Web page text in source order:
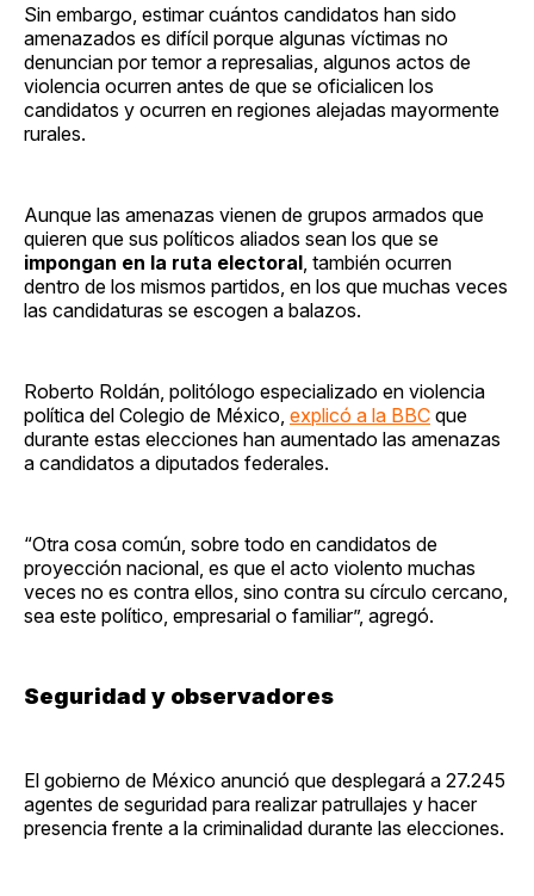
Sin embargo, estimar cuántos candidatos han sido
amenazados es difícil porque algunas víctimas no
denuncian por temor a represalias, algunos actos de
violencia ocurren antes de que se oficialicen los
candidatos y ocurren en regiones alejadas mayormente
rurales.
Aunque las amenazas vienen de grupos armados que
quieren que sus políticos aliados sean los que se
impongan en la ruta electoral , también ocurren
dentro de los mismos partidos, en los que muchas veces
las candidaturas se escogen a balazos.
Roberto Roldán, politólogo especializado en violencia
política del Colegio de México, explicó a la BBC que
durante estas elecciones han aumentado las amenazas
a candidatos a diputados federales.
“Otra cosa común, sobre todo en candidatos de
proyección nacional, es que el acto violento muchas
veces no es contra ellos, sino contra su círculo cercano,
sea este político, empresarial o familiar”, agregó.
Seguridad y observadores
El gobierno de México anunció que desplegará a 27.245
agentes de seguridad para realizar patrullajes y hacer
presencia frente a la criminalidad durante las elecciones.